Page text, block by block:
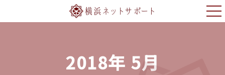
2018年 5月